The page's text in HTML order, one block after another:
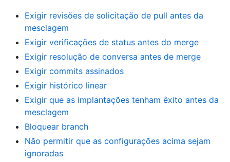
Exigir revisões de solicitação de pull antes da
mesclagem
Exigir verificações de status antes do merge
Exigir resolução de conversa antes de merge
Exigir commits assinados
Exigir histórico linear
Exigir que as implantações tenham êxito antes da
mesclagem
Bloquear branch
Não permitir que as configurações acima sejam
ignoradas